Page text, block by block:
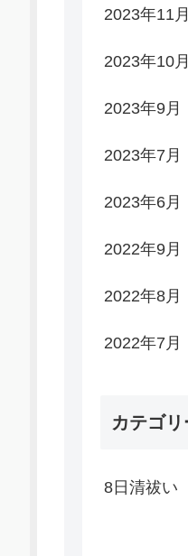
2023年11月
2023年10月
2023年9月
2023年7月
2023年6月
2022年9月
2022年8月
2022年7月
カテゴリ
8日清祓い